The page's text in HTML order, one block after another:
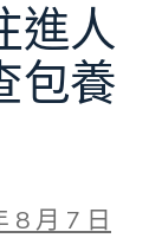
進人
包養
8 月 7 日